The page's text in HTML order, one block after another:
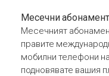
Месечни
Месечният
правите
мобилни телефони
подновявате вашия